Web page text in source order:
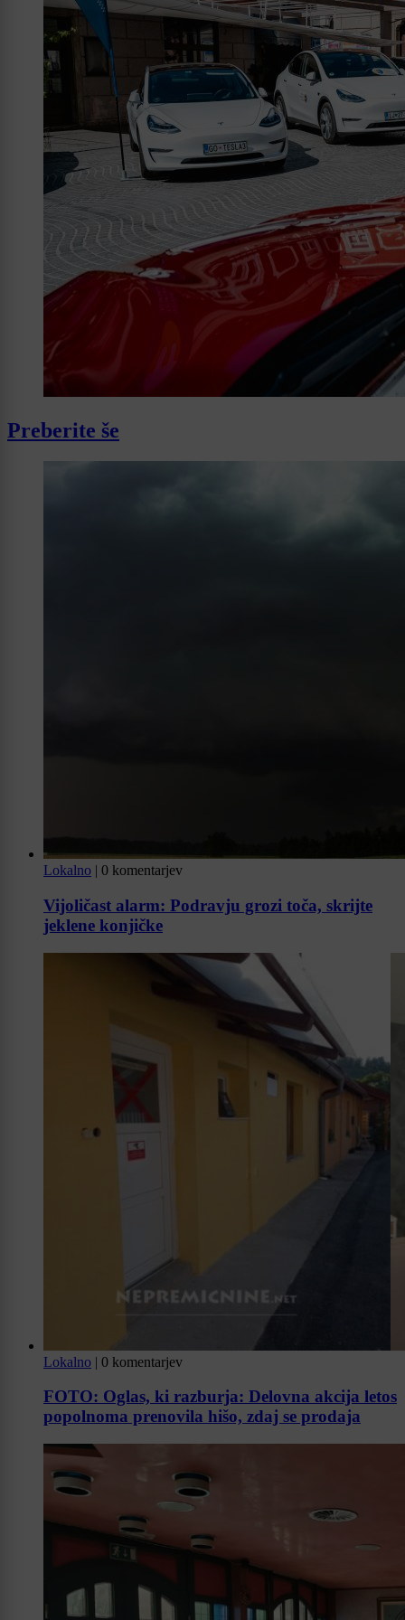
Preberite še
Lokalno | 0 komentarjev
Vijoličast alarm: Podravju grozi toča, skrijte
jeklene konjičke
Lokalno | 0 komentarjev
FOTO: Oglas, ki razburja: Delovna akcija letos
popolnoma prenovila hišo, zdaj se prodaja